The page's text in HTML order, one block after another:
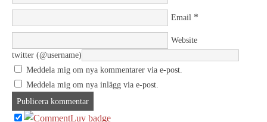
Email *
Website
twitter (@username)
Meddela mig om nya kommentarer via e-post.
Meddela mig om nya inlägg via e-post.